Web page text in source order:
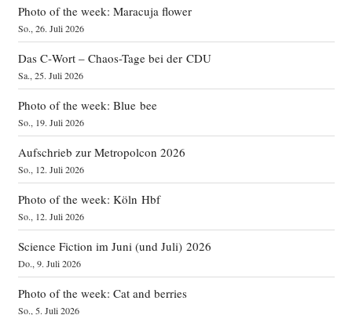
Photo of the week: Maracuja flower
So., 26. Juli 2026
Das C‑Wort – Chaos-Tage bei der CDU
Sa., 25. Juli 2026
Photo of the week: Blue bee
So., 19. Juli 2026
Aufschrieb zur Metropolcon 2026
So., 12. Juli 2026
Photo of the week: Köln Hbf
So., 12. Juli 2026
Science Fiction im Juni (und Juli) 2026
Do., 9. Juli 2026
Photo of the week: Cat and berries
So., 5. Juli 2026